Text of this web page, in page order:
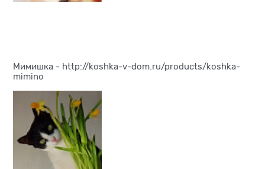
Мимишка - http://koshka-v-dom.ru/products/koshka-
mimino